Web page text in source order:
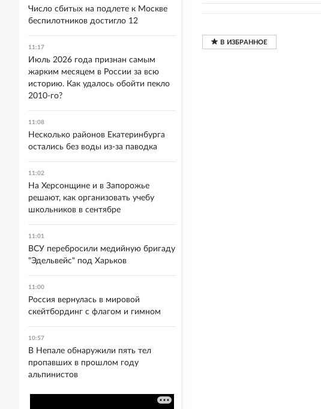
Число сбитых на подлете к Москве
беспилотников достигло 12
11:17
Июль 2026 года признан самым
жарким месяцем в России за всю
историю. Как удалось обойти пекло
2010-го?
11:08
Несколько районов Екатеринбурга
остались без воды из-за паводка
11:02
На Херсонщине и в Запорожье
решают, как организовать учебу
школьников в сентябре
11:01
ВСУ перебросили медийную бригаду
"Эдельвейс" под Харьков
11:00
Россия вернулась в мировой
скейтбординг с флагом и гимном
10:57
В Непале обнаружили пять тел
пропавших в прошлом году
альпинистов